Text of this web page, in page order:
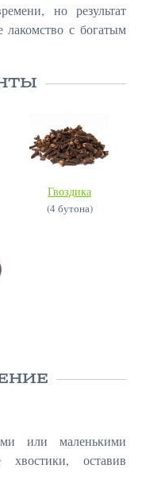
но результат
с богатым
Гвоздика
(4 бутона)
или маленькими
оставив